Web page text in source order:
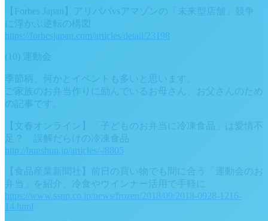
【Forbes Japan】アリババvsアマゾンの「未来型店舗」競争
に浮かぶ逆転の構図
https://forbesjapan.com/articles/detail/23198
(10) 運動会
季節柄、何かとイベントも多いと思います。
ご家族のお弁当作りに励んでいるお母さん、お父さんのため
の記事です。
【文春オンライン】「子どものお弁当に冷凍食品」は愛情不
足？ 誤解だらけの冷凍食品
http://bunshun.jp/articles/-/8805
【食品産業新聞社】前日の買い物でも間に合う「運動会のお
弁当」を紹介、冷食やウインナー活用で手軽に
https://www.ssnp.co.jp/news/frozen/2018/09/2018-0928-1216-
14.html